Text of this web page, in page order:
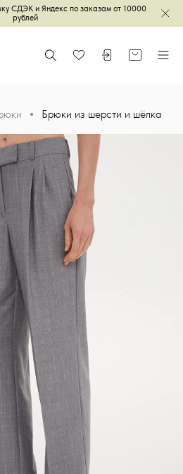
СДЭК и Яндекс по заказам от 10000
рублей
Поиск ИзбранноеВойти илиКорзинаМеню
Брюки из шерсти и шёлка